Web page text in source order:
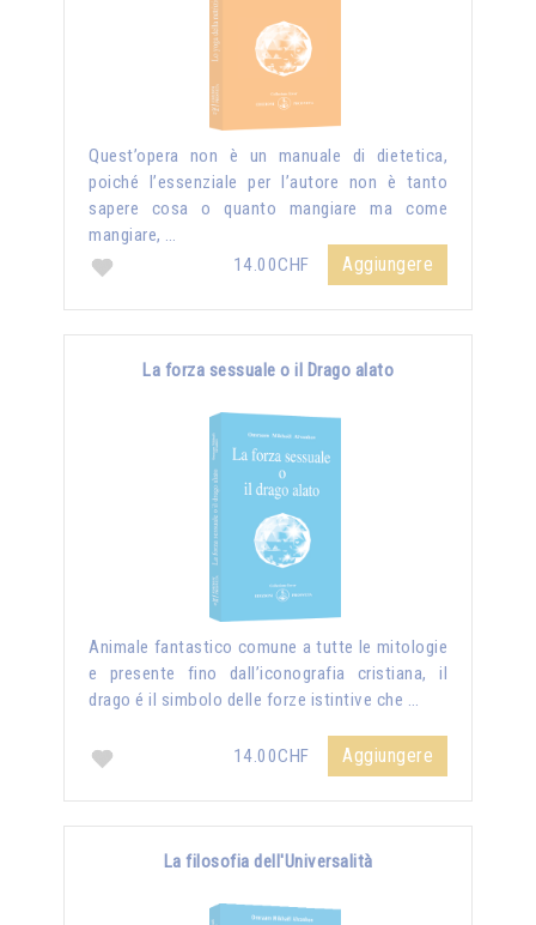
Quest’opera non è un manuale di dietetica,
poiché l’essenziale per l’autore non è tanto
sapere cosa o quanto mangiare ma come
mangiare, …
14.00CHF
Aggiungere
La forza sessuale o il Drago alato
Animale fantastico comune a tutte le mitologie
e presente fino dall’iconografia cristiana, il
drago é il simbolo delle forze istintive che …
14.00CHF Aggiungere
La filosofia dell'Universalità